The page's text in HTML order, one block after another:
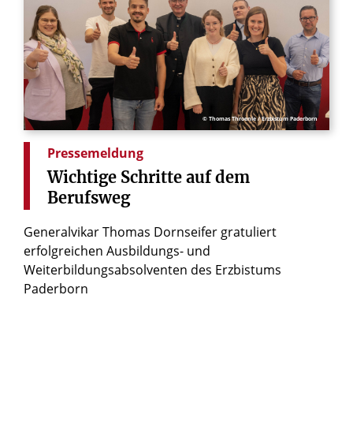
© Thomas Throenle / Erzbistum Paderborn
Pressemeldung
Wichtige Schritte auf dem
Berufsweg
Generalvikar Thomas Dornseifer gratuliert
erfolgreichen Ausbildungs- und
Weiterbildungsabsolventen des Erzbistums
Paderborn